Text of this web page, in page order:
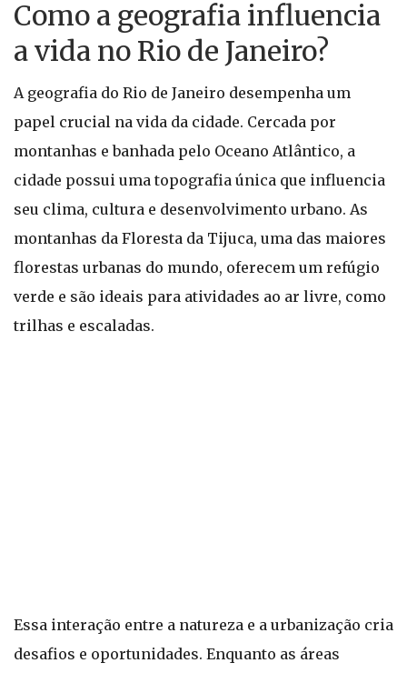
Como a geografia influencia
a vida no Rio de Janeiro?
A geografia do Rio de Janeiro desempenha um
papel crucial na vida da cidade. Cercada por
montanhas e banhada pelo Oceano Atlântico, a
cidade possui uma topografia única que influencia
seu clima, cultura e desenvolvimento urbano. As
montanhas da Floresta da Tijuca, uma das maiores
florestas urbanas do mundo, oferecem um refúgio
verde e são ideais para atividades ao ar livre, como
trilhas e escaladas.
Essa interação entre a natureza e a urbanização cria
desafios e oportunidades. Enquanto as áreas